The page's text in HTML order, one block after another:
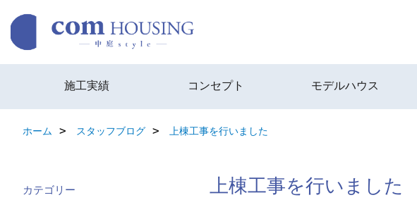
施工実績 コンセプト モデルハウス
ホーム スタッフブログ 上棟工事を行いました
上棟工事を行いました
カテゴリー